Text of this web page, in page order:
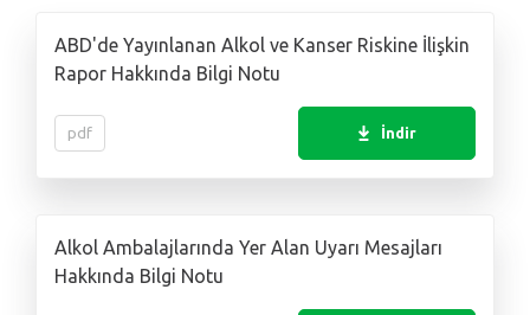
ABD'de Yayınlanan Alkol ve Kanser Riskine İlişkin
Rapor Hakkında Bilgi Notu
pdf İndir
Alkol Ambalajlarında Yer Alan Uyarı Mesajları
Hakkında Bilgi Notu